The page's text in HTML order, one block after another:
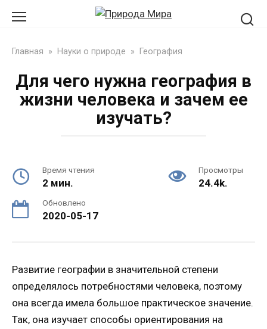
Главная » Науки о природе » География
Для чего нужна география в
жизни человека и зачем ее
изучать?
Время чтения
2 мин.
Просмотры
24.4k.
Обновлено
2020-05-17
Развитие географии в значительной степени
определялось потребностями человека, поэтому
она всегда имела большое практическое значение.
Так, она изучает способы ориентирования на